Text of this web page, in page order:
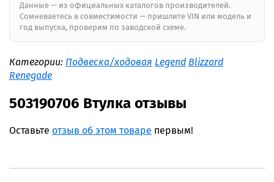
Данные — из официальных каталогов производителей.
Сомневаетесь в совместимости — пришлите VIN или модель и
год выпуска, проверим по заводской схеме.
Категории: Подвеска/ходовая Legend Blizzard
Renegade
503190706 Втулка отзывы
Оставьте отзыв об этом товаре первым!